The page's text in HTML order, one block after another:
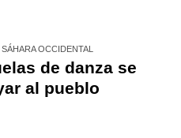
OCCIDENTAL
de danza se
al pueblo